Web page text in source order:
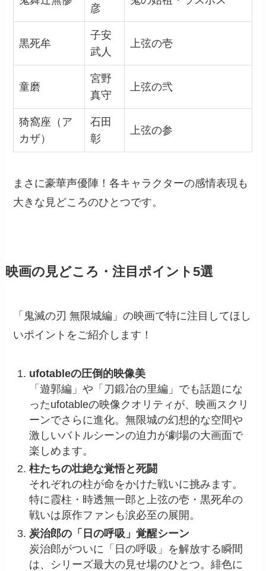
彦
黒死牟
子安
武人
上弦の壱
童磨
宮野
真守
上弦の弐
猗窩座（ア
カザ）
石田
彰
上弦の参
まさに豪華声優陣！各キャラクターの感情表現も
大きな見どころのひとつです。
映画の見どころ・注目ポイント5選
「鬼滅の刃 無限城編」の映画で特に注目してほし
いポイントをご紹介します！
ufotableの圧倒的映像美
「遊郭編」や「刀鍛冶の里編」でも話題にな
ったufotableの映像クオリティが、映画スクリ
ーンでさらに進化。無限城の幻想的な空間や
激しいバトルシーンの迫力が劇場の大画面で
楽しめます。
柱たちの壮絶な覚悟と死闘
それぞれの柱が命をかけた戦いに挑みます。
特に霞柱・時透無一郎と上弦の壱・黒死牟の
戦いは原作ファンも涙必至の展開。
炭治郎の「日の呼吸」覚醒シーン
炭治郎がついに「日の呼吸」を解放する瞬間
は、シリーズ最大の見せ場のひとつ。緋色に